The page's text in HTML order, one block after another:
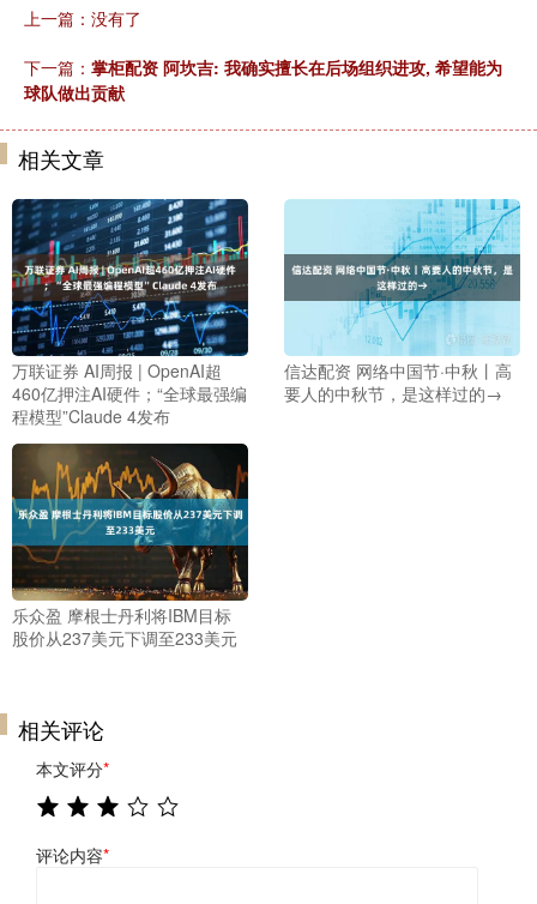
上一篇：没有了
下一篇： 掌柜配资 阿坎吉: 我确实擅长在后场组织进攻, 希望能为
球队做出贡献
相关文章
万联证券 AI周报 | OpenAI超
460亿押注AI硬件；“全球最强编
程模型”Claude 4发布
信达配资 网络中国节·中秋丨高
要人的中秋节，是这样过的→
乐众盈 摩根士丹利将IBM目标
股价从237美元下调至233美元
相关评论
本文评分*
评论内容*